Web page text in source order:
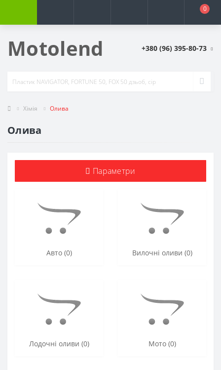
0
Motolend +380 (96) 395-80-73
Хімія Олива
Олива
Параметри
Авто (0) Вилочні оливи (0)
Лодочні оливи (0) Мото (0)